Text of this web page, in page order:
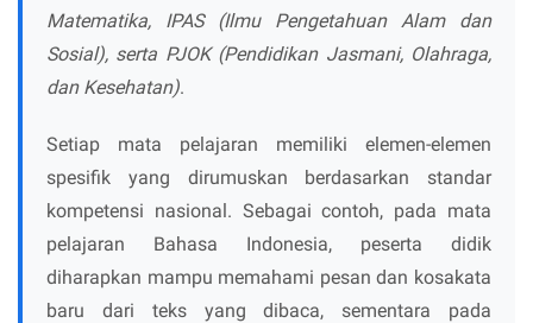
Matematika, IPAS (Ilmu Pengetahuan Alam dan
Sosial), serta PJOK (Pendidikan Jasmani, Olahraga,
dan Kesehatan).
Setiap mata pelajaran memiliki elemen-elemen
spesifik yang dirumuskan berdasarkan standar
kompetensi nasional. Sebagai contoh, pada mata
pelajaran Bahasa Indonesia, peserta didik
diharapkan mampu memahami pesan dan kosakata
baru dari teks yang dibaca, sementara pada